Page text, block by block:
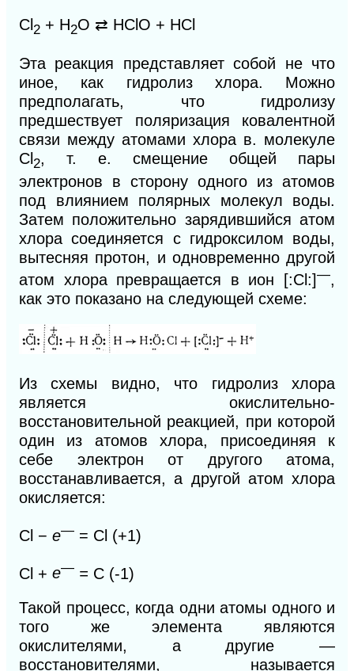
Сl 2 + Н2O ⇄ НСlO + НСl
Эта реакция представляет собой не что
иное, как гидролиз хлора. Можно
предполагать, что гидролизу
предшествует поляризация ковалентной
связи между атомами хлора в. молекуле
Сl 2, т. е. смещение общей пары
электронов в сторону одного из атомов
под влиянием полярных молекул воды.
Затем положительно зарядившийся атом
хлора соединяется с гидроксилом воды,
вытесняя протон, и одновременно другой
атом хлора превращается в ион [:Сl:]—,
как это показано на следующей схеме:
Из схемы видно, что гидролиз хлора
является окислительно-
восстановительной реакцией, при которой
один из атомов хлора, присоединяя к
себе электрон от другого атома,
восстанавливается, а другой атом хлора
окисляется:
Сl − e— = Cl (+1)
Cl + e— = C (-1)
Такой процесс, когда одни атомы одного и
того же элемента являются
окислителями, а другие —
восстановителями, называется